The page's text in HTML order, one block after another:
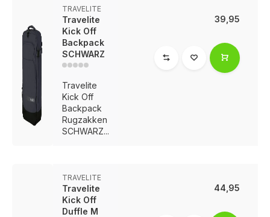
TRAVELITE
Travelite
Kick Off
Backpack
SCHWARZ
Travelite
Kick Off
Backpack
Rugzakken
SCHWARZ...
39,95
TRAVELITE
Travelite
Kick Off
Duffle M
44,95